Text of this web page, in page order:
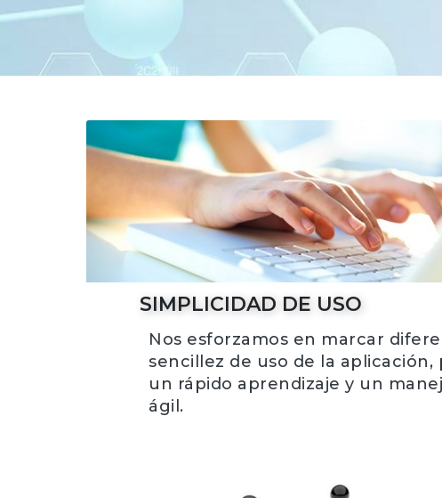
SIMPLICIDAD DE USO
Nos esforzamos en marcar
sencillez de uso de la
un rápido aprendizaje y un
ágil.